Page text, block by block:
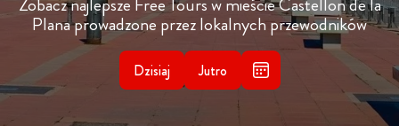
Plana prowadzone przez lokalnych przewodników
Dzisiaj Jutro